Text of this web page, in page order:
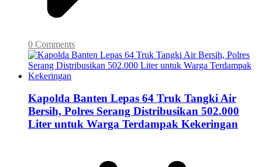
0 Comments
Kapolda Banten Lepas 64 Truk Tangki Air
Bersih, Polres Serang Distribusikan 502.000
Liter untuk Warga Terdampak Kekeringan